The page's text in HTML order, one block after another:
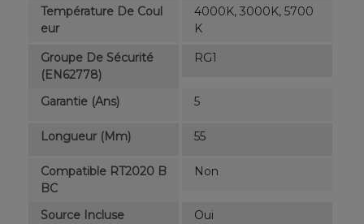
Température De Coul
Eur
4000K, 3000K, 5700
K
Groupe De Sécurité
(EN62778)
RG1
Garantie (ans) 5
Longueur (mm) 55
Compatible RT2020 B
BC
Non
Source Incluse Oui